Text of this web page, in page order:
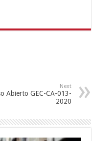
Next
Abierto GEC-CA-013-
2020